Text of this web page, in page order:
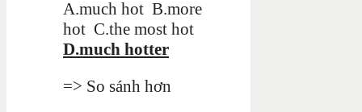
A.much hot B.more
hot C.the most hot
D.much hotter
=> So sánh hơn